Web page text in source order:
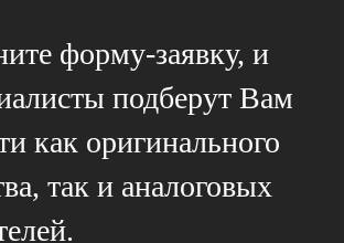
форму-заявку, и
подберут Вам
как оригинального
так и аналоговых